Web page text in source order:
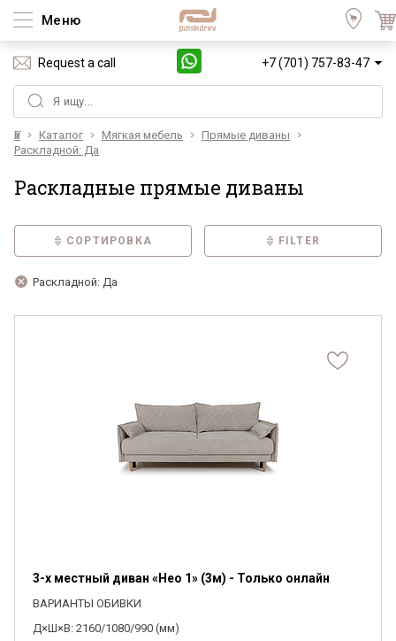
Меню
Request a call +7 (701) 757-83-47
Үй Каталог Мягкая мебель
Прямые диваны
Раскладной: Да
Раскладные прямые диваны
СОРТИРОВКА FILTER
Раскладной: Да
3-х местный диван «Нео 1» (3м) - Только онлайн
ВАРИАНТЫ ОБИВКИ
Д×Ш×В: 2160/1080/990 (мм)